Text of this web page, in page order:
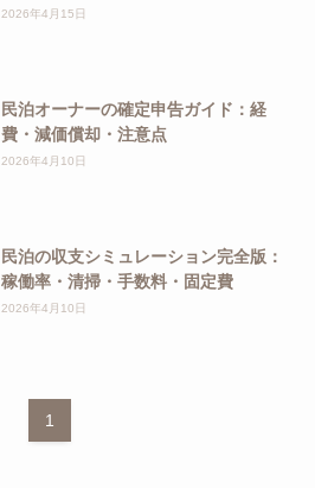
2026年4月15日
民泊オーナーの確定申告ガイド：経
費・減価償却・注意点
2026年4月10日
民泊の収支シミュレーション完全版：
稼働率・清掃・手数料・固定費
2026年4月10日
1